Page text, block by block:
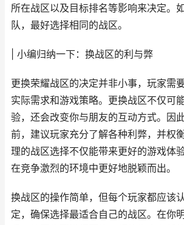
所在战区以及目标排名等影响来决定。
队，最好选择相同的战区。
| 小编归纳一下：换战区的利与弊
更换荣耀战区的决定并非小事，玩家需
实际需求和游戏策略。更换战区不仅可
验，还会改变你与朋友的互动方式。因
前，建议玩家充分了解各种利弊，并权
理的战区选择不仅能带来更好的游戏体
在竞争激烈的环境中更好地脱颖而出。
换战区的操作简单，但每个玩家都应该
定，确保选择最适合自己的战区。在你